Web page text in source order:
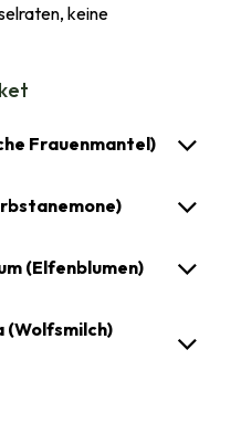
keine
Frauenmantel)
(Elfenblumen)
(Wolfsmilch)